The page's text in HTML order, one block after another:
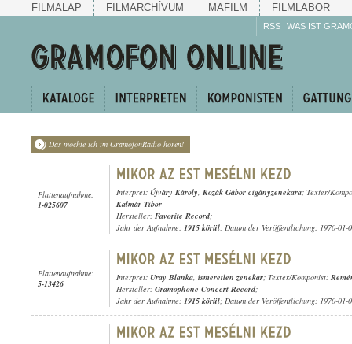
FILMALAP FILMARCHÍVUM MAFILM FILMLABOR
RSS WAS IST
Das möchte ich im GramofonRadio hören!
Plattenaufnahme:
1-025607
Interpret: Újváry Károly, Kozák Gábor cigányzenekara; Texter/
Kalmár Tibor
Hersteller: Favorite Record;
Jahr der Aufnahme: 1915 körül; Datum der Veröffentlichung: 1970-01-
Plattenaufnahme:
5-13426
Interpret: Uray Blanka, ismeretlen zenekar; Texter/Komponist:
Hersteller: Gramophone Concert Record;
Jahr der Aufnahme: 1915 körül; Datum der Veröffentlichung: 1970-01-